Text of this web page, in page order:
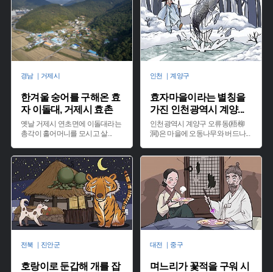
경남 ｜거제시
한겨울 숭어를 구해온 효
자 이돌대, 거제시 효촌
옛날 거제시 연초면에 이돌대라는
총각이 홀어머니를 모시고 살...
인천 ｜계양구
효자마을이라는 별칭을
가진 인천광역시 계양...
인천광역시 계양구 오류동(梧柳
洞)은 마을에 오동나무와 버드나...
전북 ｜진안군
호랑이로 둔갑해 개를 잡
대전 ｜중구
며느리가 꽃적을 구워 시